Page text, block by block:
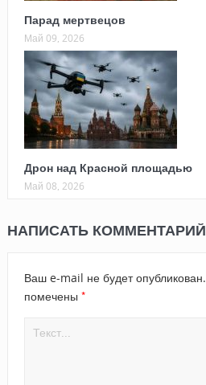
Парад мертвецов
Май 09, 2026
Дрон над Красной площадью
Май 08, 2026
НАПИСАТЬ КОММЕНТАРИЙ
Ваш e-mail не будет опубликован.
помечены *